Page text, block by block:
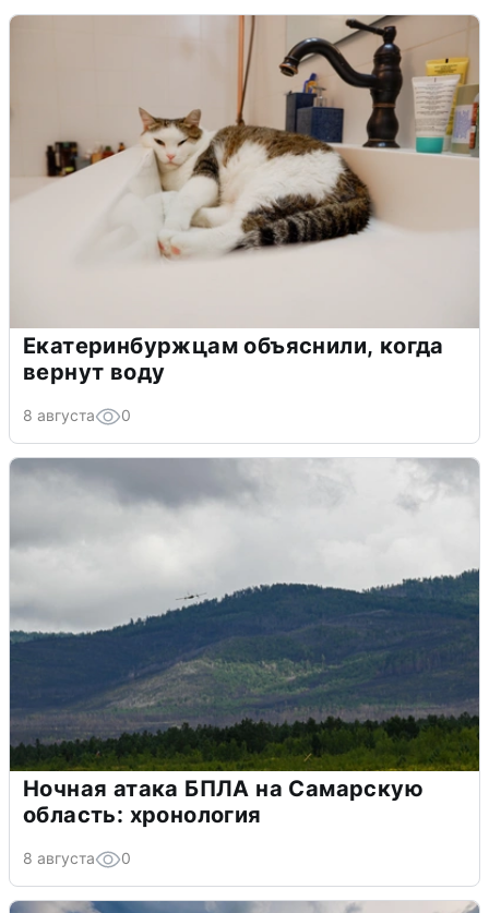
Екатеринбуржцам объяснили, когда
вернут воду
8 августа 0
Ночная атака БПЛА на Самарскую
область: хронология
8 августа 0